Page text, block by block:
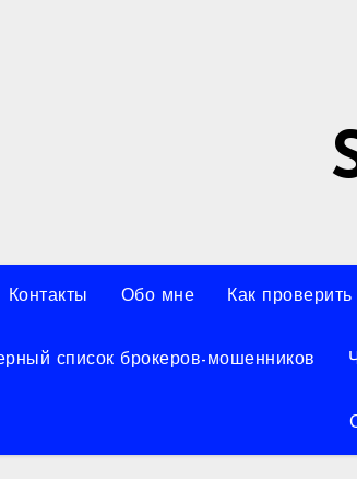
Контакты Обо мне Как
список брокеров-мошенников